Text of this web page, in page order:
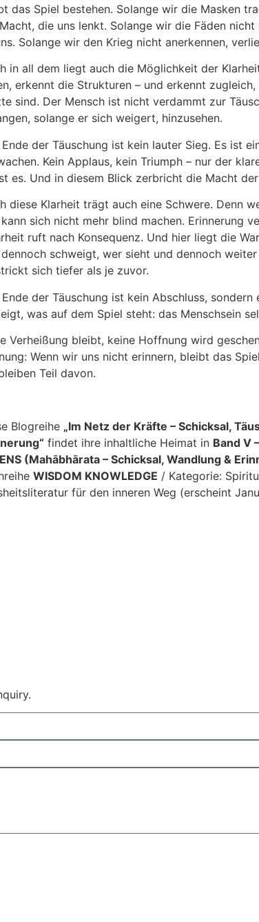
das Spiel bestehen. Solange wir die Masken
die uns lenkt. Solange wir die Fäden nicht
Solange wir den Krieg nicht anerkennen,
in all dem liegt auch die Möglichkeit der
erkennt die Strukturen – und erkennt
sind. Der Mensch ist nicht verdammt zur
solange er sich weigert, hinzusehen.
Ende der Täuschung ist kein lauter Sieg. Es ist
Kein Applaus, kein Triumph – nur der
es. Und in diesem Blick zerbricht die Macht
diese Klarheit trägt auch eine Schwere. Denn
sich nicht mehr blind machen. Erinnerung
ruft nach Konsequenz. Und hier liegt die
schweigt, wer sieht und dennoch
sich tiefer als je zuvor.
Ende der Täuschung ist kein Abschluss, sondern
was auf dem Spiel steht: das Menschsein
Verheißung bleibt, keine Hoffnung wird
Wenn wir uns nicht erinnern, bleibt das
Teil davon.
Blogreihe „Im Netz der Kräfte – Schicksal,
findet ihre inhaltliche Heimat in Band V
(Mahābhārata – Schicksal, Wandlung &
WISDOM KNOWLEDGE / Kategorie:
für den inneren Weg (erscheint